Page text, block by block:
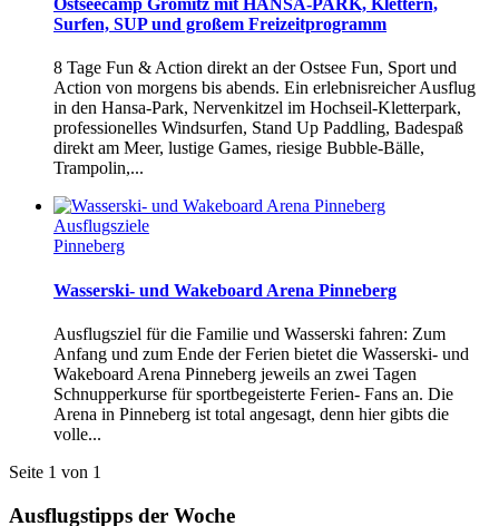
Ostseecamp Grömitz mit HANSA-PARK, Klettern,
Surfen, SUP und großem Freizeitprogramm
8 Tage Fun & Action direkt an der Ostsee Fun, Sport und
Action von morgens bis abends. Ein erlebnisreicher Ausflug
in den Hansa-Park, Nervenkitzel im Hochseil-Kletterpark,
professionelles Windsurfen, Stand Up Paddling, Badespaß
direkt am Meer, lustige Games, riesige Bubble-Bälle,
Trampolin,...
Ausflugsziele
Pinneberg
Wasserski- und Wakeboard Arena Pinneberg
Ausflugsziel für die Familie und Wasserski fahren: Zum
Anfang und zum Ende der Ferien bietet die Wasserski- und
Wakeboard Arena Pinneberg jeweils an zwei Tagen
Schnupperkurse für sportbegeisterte Ferien- Fans an. Die
Arena in Pinneberg ist total angesagt, denn hier gibts die
volle...
Seite 1 von 1
Ausflugstipps der Woche